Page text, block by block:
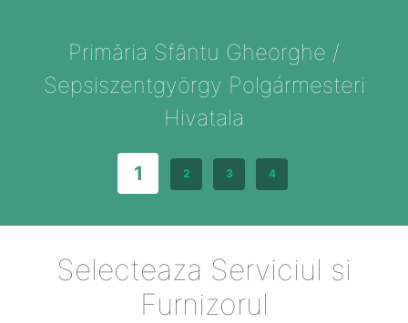
Primăria Sfântu Gheorghe /
Sepsiszentgyörgy Polgármesteri
Hivatala
1 2 3 4
Selecteaza Serviciul si
Furnizorul